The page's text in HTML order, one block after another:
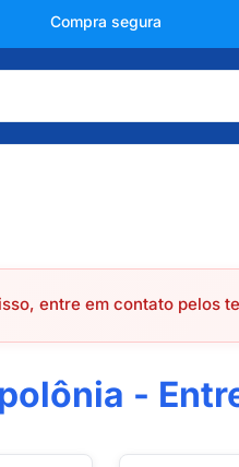
Compra segura
entre em contato pelos
-